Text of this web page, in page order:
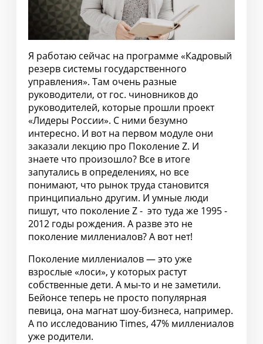
Я работаю сейчас на программе «Кадровый
резерв системы государственного
управления». Там очень разные
руководители, от гос. чиновников до
руководителей, которые прошли проект
«Лидеры России». С ними безумно
интересно. И вот на первом модуле они
заказали лекцию про Поколение Z. И
знаете что произошло? Все в итоге
запутались в определениях, но все
понимают, что рынок труда становится
принципиально другим. И умные люди
пишут, что поколение Z - это туда же 1995 -
2012 годы рождения. А разве это не
поколение миллениалов? А вот нет!
Поколение миллениалов — это уже
взрослые «лоси», у которых растут
собственные дети. А мы-то и не заметили.
Бейонсе теперь не просто популярная
певица, она магнат шоу-бизнеса, например.
А по исследованию Times, 47% миллениалов
уже родители.